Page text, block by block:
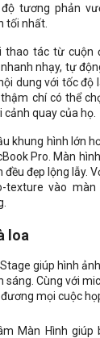
độ tương phản
tối nhất.
thao tác từ cuộn
nhạy, tự
dung với tốc độ
chí có thể
cảnh quay của họ.
khung hình lớn
Pro. Màn
đẹp lộng lẫy.
texture vào
loa
giúp hình
sáng. Cùng với
mọi cuộc
Màn Hình giúp